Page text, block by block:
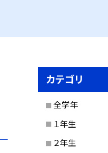
カテゴリ
全学年
１年生
２年生